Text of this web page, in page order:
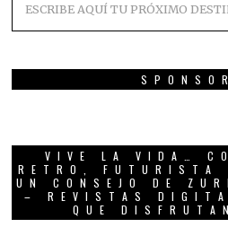
VIVE LA VIDA…
RETRO, FUTURISTA
UN CONSEJO DE
– REVISTAS
QUE